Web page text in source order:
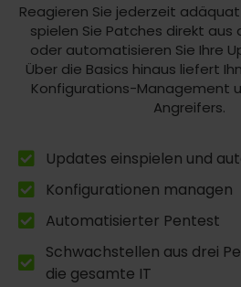
Reagieren Sie jederzeit
spielen Sie Patches direkt
oder automatisieren Sie Ihre
Über die Basics hinaus liefert
Konfigurations-Management
Angreifers.
Updates einspielen und
Konfigurationen managen
Automatisierter Pentest
Schwachstellen aus drei
die gesamte IT